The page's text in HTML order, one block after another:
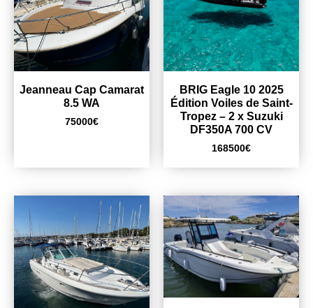
Jeanneau Cap Camarat
8.5 WA
75000€
BRIG Eagle 10 2025
Édition Voiles de Saint-
Tropez – 2 x Suzuki
DF350A 700 CV
168500€